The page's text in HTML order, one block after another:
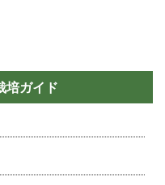
培ガイド